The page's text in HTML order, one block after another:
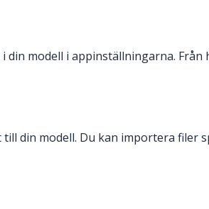
modell i appinställningarna. Från
din modell. Du kan importera filer